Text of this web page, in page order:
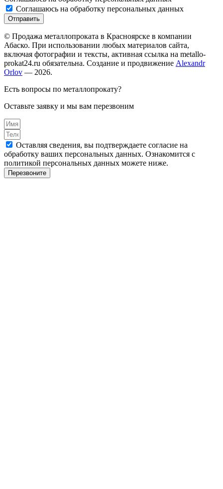
Соглашаюсь на обработку персональных данных
Отправить
© Продажа металлопроката в Красноярске в компании
Абаско. При использовании любых материалов сайта,
включая фотографии и тексты, активная ссылка на metallo-
prokat24.ru обязательна. Создание и продвижение Alexandr
Orlov — 2026.
Есть вопросы по металлопрокату?
Оставьте заявку и мы вам перезвоним
Оставляя сведения, вы подтверждаете согласие на
обработку ваших персональных данных. Ознакомится с
политикой персональных данных можете ниже.
Перезвоните